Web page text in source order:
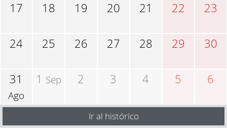
17 18 19 20 21 22 23
24 25 26 27 28 29 30
31
Ago
1 Sep 2 3 4 5 6
Ir al histórico